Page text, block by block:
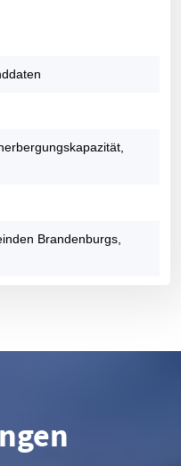
Brandenburgs,